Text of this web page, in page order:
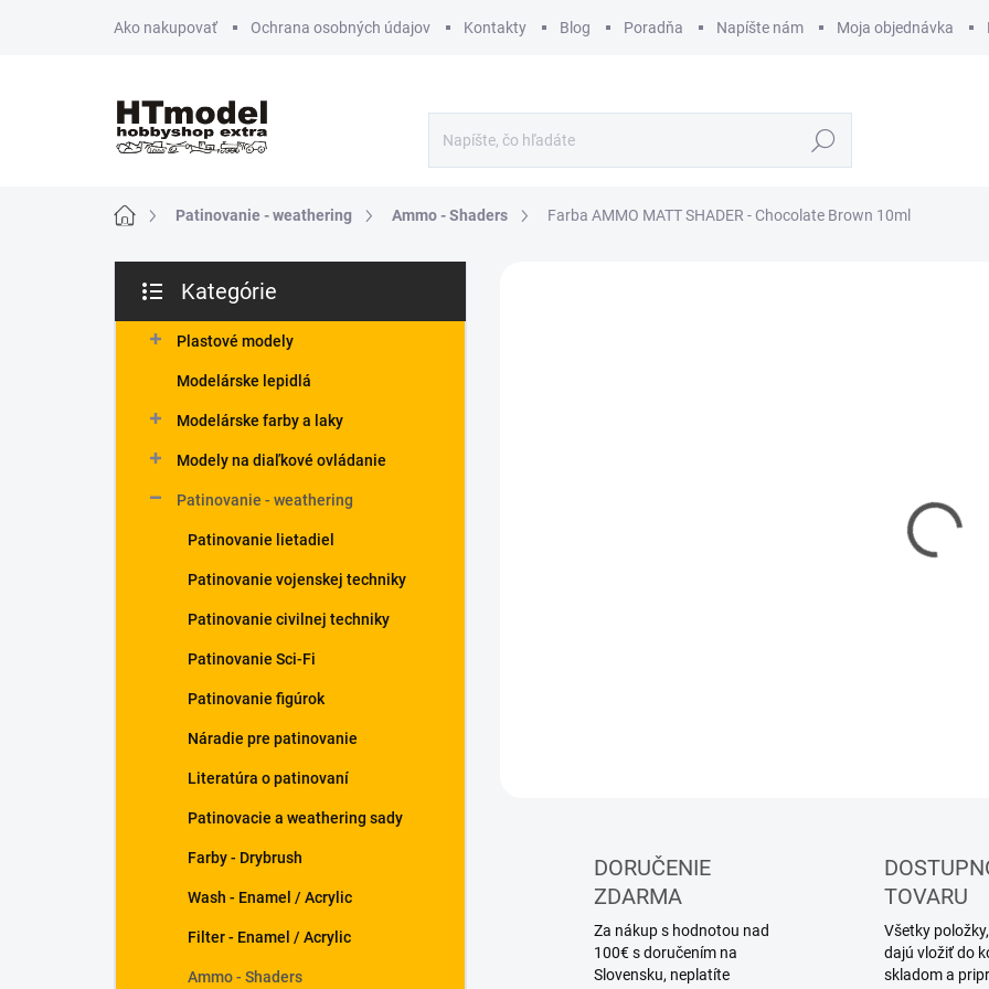
Ako nakupovať Ochrana osobných údajov Kontakty Blog Poradňa Napíšte nám Moja objednávka
Hľadať
DomovPatinovanie - weathering Ammo - Shaders Farba AMMO MATT SHADER - Chocolate Brown 10ml
č
kategórie
Kategórie
Plastové modely
Modelárske lepidlá
Modelárske farby a laky
Modely na diaľkové ovládanie
Patinovanie - weathering
Patinovanie lietadiel
Patinovanie vojenskej techniky
Patinovanie civilnej techniky
Patinovanie Sci-Fi
Patinovanie figúrok
Náradie pre patinovanie
Literatúra o patinovaní
Patinovacie a weathering sady
Farby - Drybrush
Wash - Enamel / Acrylic
Filter - Enamel / Acrylic
Ammo - Shaders
DORUČENIE
ZDARMA
Za nákup s hodnotou nad
100€ s doručením na
Slovensku, neplatíte
TOVARU
Všetky
dajú vložiť do
skladom a